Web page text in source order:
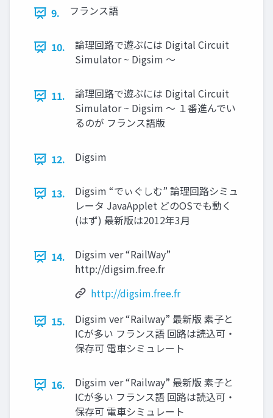
9. フランス語
10.
論理回路で遊ぶには Digital Circuit
Simulator ~ Digsim 〜
11.
論理回路で遊ぶには Digital Circuit
Simulator ~ Digsim 〜 １番進んでい
るのが フランス語版
12. Digsim
13.
Digsim “でぃぐしむ” 論理回路シミュ
レータ JavaApplet どのOSでも動く
(はず) 最新版は2012年3月
14.
Digsim ver “RailWay”
http://digsim.free.fr
http://digsim.free.fr
15.
Digsim ver “Railway” 最新版 素子と
ICが多い フランス語 回路は読込可・
保存可 電車シミュレート
16.
Digsim ver “Railway” 最新版 素子と
ICが多い フランス語 回路は読込可・
保存可 電車シミュレート